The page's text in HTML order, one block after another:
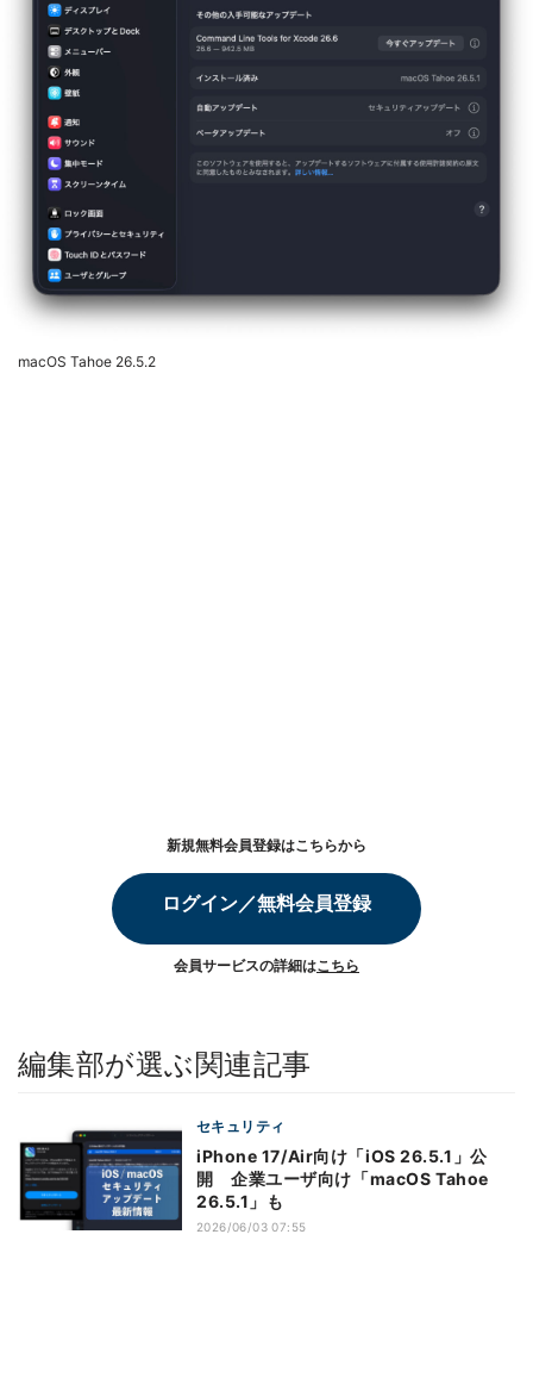
macOS Tahoe 26.5.2
新規無料会員登録はこちらから
ログイン／無料会員登録
会員サービスの詳細はこちら
編集部が選ぶ関連記事
セキュリティ
iPhone 17/Air向け「iOS 26.5.1」公
開 企業ユーザ向け「macOS Tahoe
26.5.1」も
2026/06/03 07:55